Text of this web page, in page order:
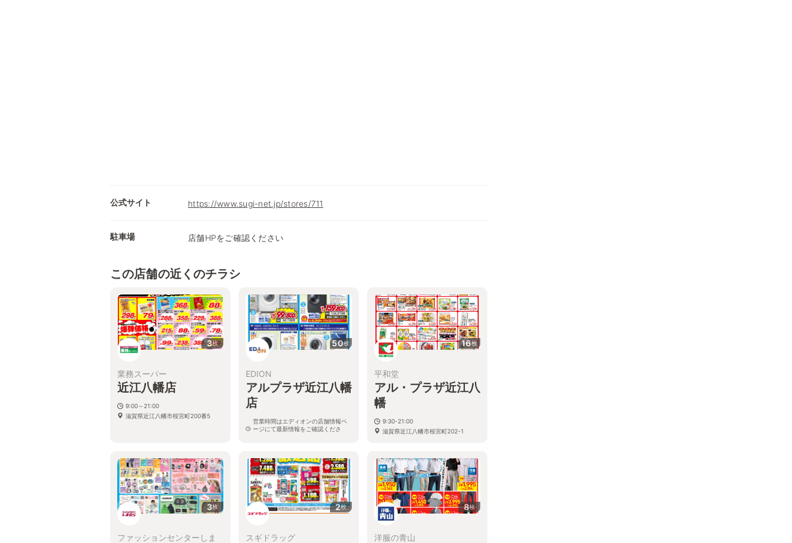
公式サイト https://www.sugi-net.jp/stores/711
駐車場 店舗HPをご確認ください
この店舗の近くのチラシ
3枚
業務スーパー
近江八幡店
9:00～21:00
滋賀県近江八幡市桜宮町200番5
50枚
EDION
アルプラザ近江八幡
店
営業時間はエディオンの店舗情報ペ
ージにて最新情報をご確認くださ
い。
16枚
平和堂
アル・プラザ近江八
幡
9:30-21:00
滋賀県近江八幡市桜宮町202-1
3枚
ファッションセンターしま
2枚
スギドラッグ
8枚
洋服の青山